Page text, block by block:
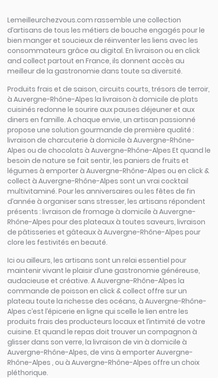
Lemeilleurchezvous.com rassemble une collection
d’artisans de tous les métiers de bouche engagés pour le
bien manger et soucieux de réinventer les liens avec les
consommateurs grâce au digital. En livraison ou en click
and collect partout en France, ils donnent accès au
meilleur de la gastronomie dans toute sa diversité.
Produits frais et de saison, circuits courts, trésors de terroir,
à Auvergne-Rhône-Alpes la livraison à domicile de plats
cuisinés redonne le sourire aux pauses déjeuner et aux
diners en famille. A chaque envie, un artisan passionné
propose une solution gourmande de première qualité :
livraison de charcuterie à domicile à Auvergne-Rhône-
Alpes ou de chocolats à Auvergne-Rhône-Alpes Et quand le
besoin de nature se fait sentir, les paniers de fruits et
légumes à emporter à Auvergne-Rhône-Alpes ou en click &
collect à Auvergne-Rhône-Alpes sont un vrai cocktail
multivitaminé. Pour les anniversaires ou les fêtes de fin
d’année à organiser sans stresser, les artisans répondent
présents : livraison de fromage à domicile à Auvergne-
Rhône-Alpes pour des plateaux à toutes saveurs, livraison
de pâtisseries et gâteaux à Auvergne-Rhône-Alpes pour
clore les festivités en beauté.
Ici ou ailleurs, les artisans sont un relai essentiel pour
maintenir vivant le plaisir d’une gastronomie généreuse,
audacieuse et créative. A Auvergne-Rhône-Alpes la
commande de poisson en click & collect offre sur un
plateau toute la richesse des océans, à Auvergne-Rhône-
Alpes c’est l’épicerie en ligne qui scelle le lien entre les
produits frais des producteurs locaux et l’intimité de votre
cuisine. Et quand le repas doit trouver un compagnon à
glisser dans son verre, la livraison de vin à domicile à
Auvergne-Rhône-Alpes, de vins à emporter Auvergne-
Rhône-Alpes , ou à Auvergne-Rhône-Alpes offre un choix
pléthorique.